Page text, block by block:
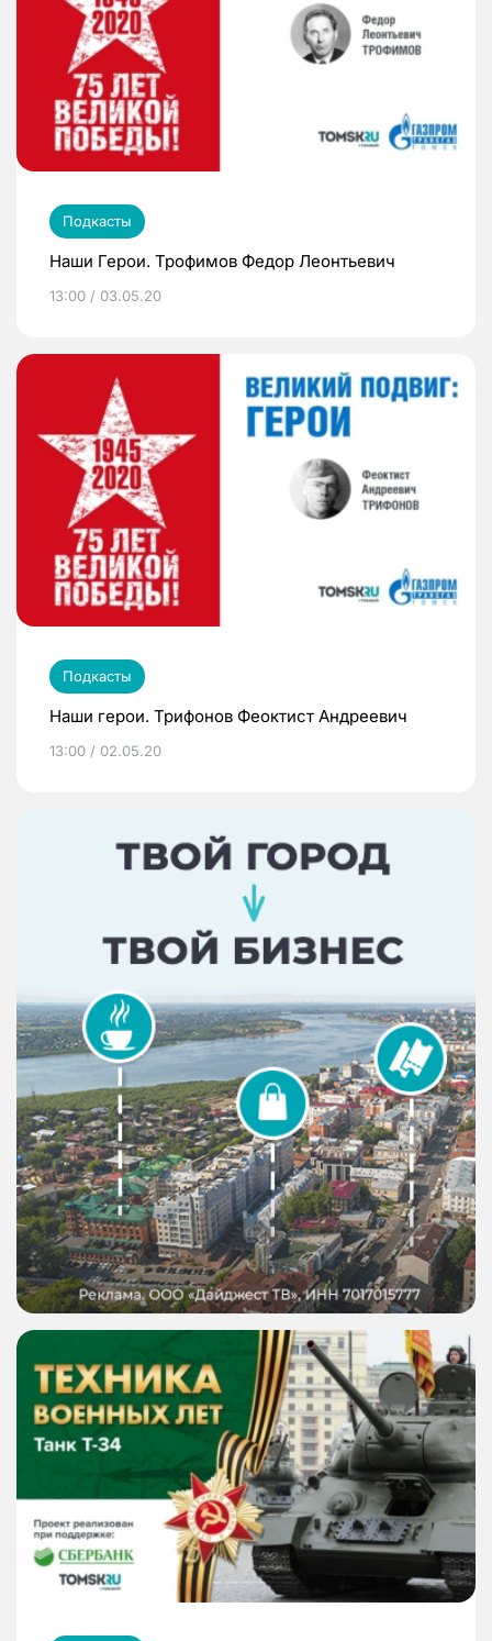
Подкасты
Наши Герои. Трофимов Федор Леонтьевич
13:00 / 03.05.20
Подкасты
Наши герои. Трифонов Феоктист Андреевич
13:00 / 02.05.20